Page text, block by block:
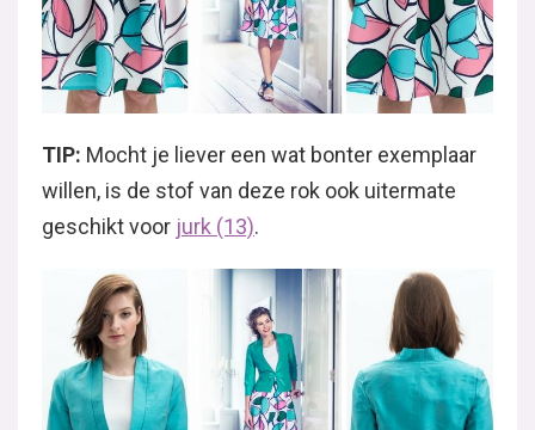
TIP: Mocht je liever een wat bonter exemplaar
willen, is de stof van deze rok ook uitermate
geschikt voor jurk (13).